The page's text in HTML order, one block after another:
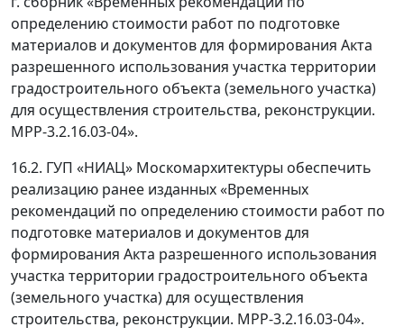
определению стоимости работ по подготовке
материалов и документов для формирования Акта
разрешенного использования участка территории
градостроительного объекта (земельного участка)
для осуществления строительства, реконструкции.
МРР-3.2.16.03-04».
16.2. ГУП «НИАЦ» Москомархитектуры обеспечить
реализацию ранее изданных «Временных
рекомендаций по определению стоимости работ по
подготовке материалов и документов для
формирования Акта разрешенного использования
участка территории градостроительного объекта
(земельного участка) для осуществления
строительства, реконструкции. МРР-3.2.16.03-04».